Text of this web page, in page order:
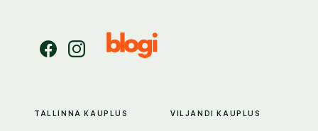
TALLINNA KAUPLUS VILJANDI KAUPLUS